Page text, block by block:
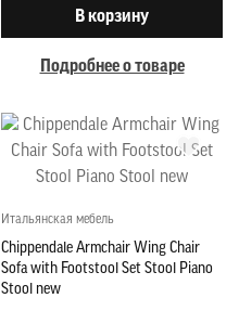
В корзину
Подробнее о товаре
Итальянская мебель
Chippendale Armchair Wing Chair
Sofa with Footstool Set Stool Piano
Stool new